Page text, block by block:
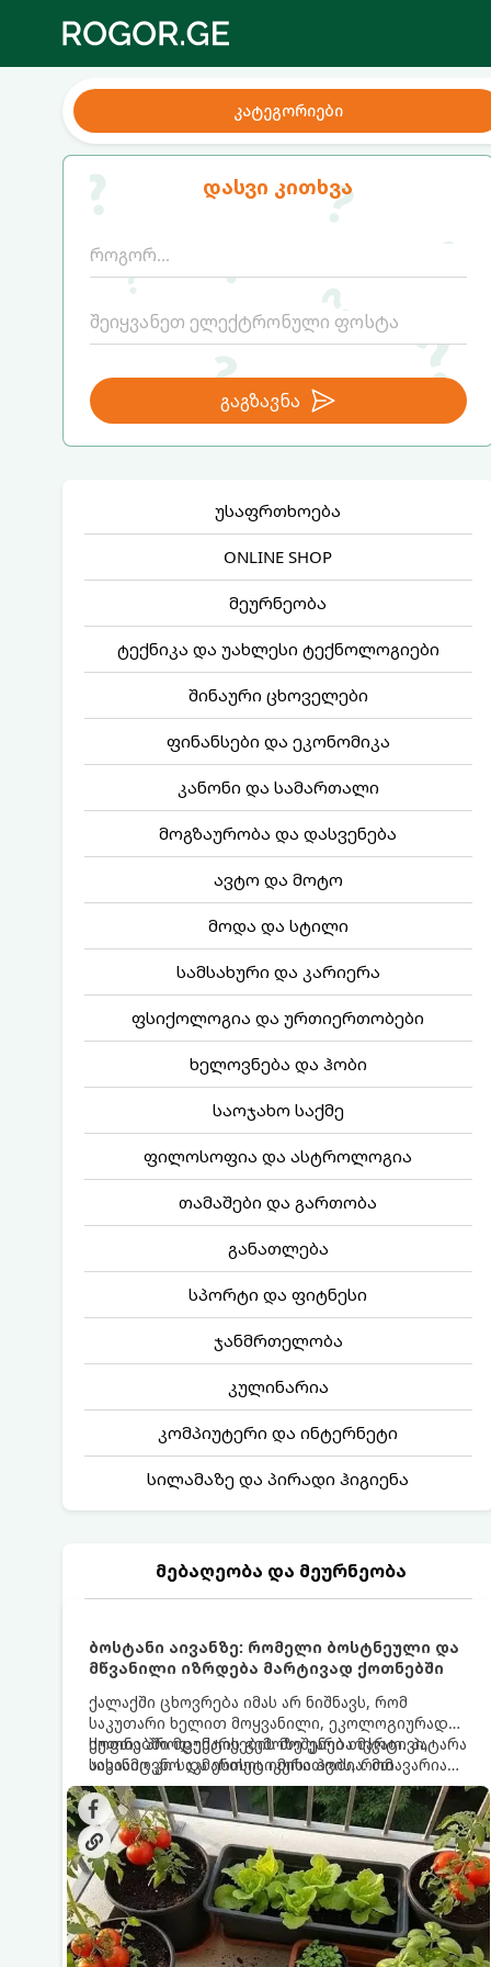
კატეგორიები
დასვი კითხვა
გაგზავნა
უსაფრთხოება
ONLINE SHOP
მეურნეობა
ტექნიკა და უახლესი ტექნოლოგიები
შინაური ცხოველები
ფინანსები და ეკონომიკა
კანონი და სამართალი
მოგზაურობა და დასვენება
ავტო და მოტო
მოდა და სტილი
სამსახური და კარიერა
ფსიქოლოგია და ურთიერთობები
ხელოვნება და ჰობი
საოჯახო საქმე
ფილოსოფია და ასტროლოგია
თამაშები და გართობა
განათლება
სპორტი და ფიტნესი
ჯანმრთელობა
კულინარია
კომპიუტერი და ინტერნეტი
სილამაზე და პირადი ჰიგიენა
მებაღეობა და მეურნეობა
ბოსტანი აივანზე: რომელი ბოსტნეული და
მწვანილი იზრდება მარტივად ქოთნებში
ქალაქში ცხოვრება იმას არ ნიშნავს, რომ
საკუთარი ხელით მოყვანილი, ეკოლოგიურად
სუფთა პროდუქტის გემოზე უარი თქვათ. პატარა
აივანიც კი საკმარისია იმისათვის, რომ
მოიწყოთ მინი-ბოსტანი, საიდანაც
ყოველდღიურად ახალ, არომატულ მწვანილსა
და ბოსტნეულს მოკრეფთ.
ქოთნებში მცენარეების მოშენება მარტივი,
სასიამოვნო და ესთეტიკური ჰობია. მთავარია
იცოდეთ, რომელი კულტურები ეგუებიან
ქოთნის პირობებს ყველაზე კარგად და როგორ
მოუაროთ მათ სწორად.